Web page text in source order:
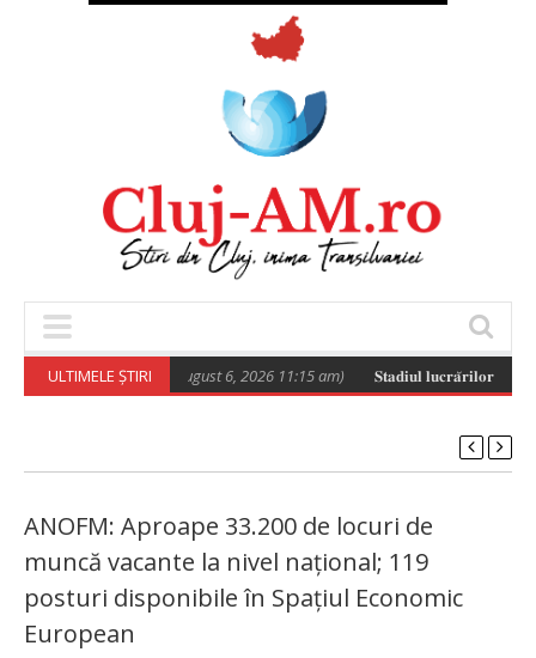
ULTIMELE ȘTIRI
Poza zilei (August 6, 2026 11:15 am) 𝐒𝐭𝐚𝐝𝐢𝐮𝐥 𝐥𝐮𝐜𝐫𝐚̆𝐫𝐢𝐥𝐨𝐫 𝐝𝐞
ANOFM: Aproape 33.200 de locuri de
muncă vacante la nivel național; 119
posturi disponibile în Spațiul Economic
European